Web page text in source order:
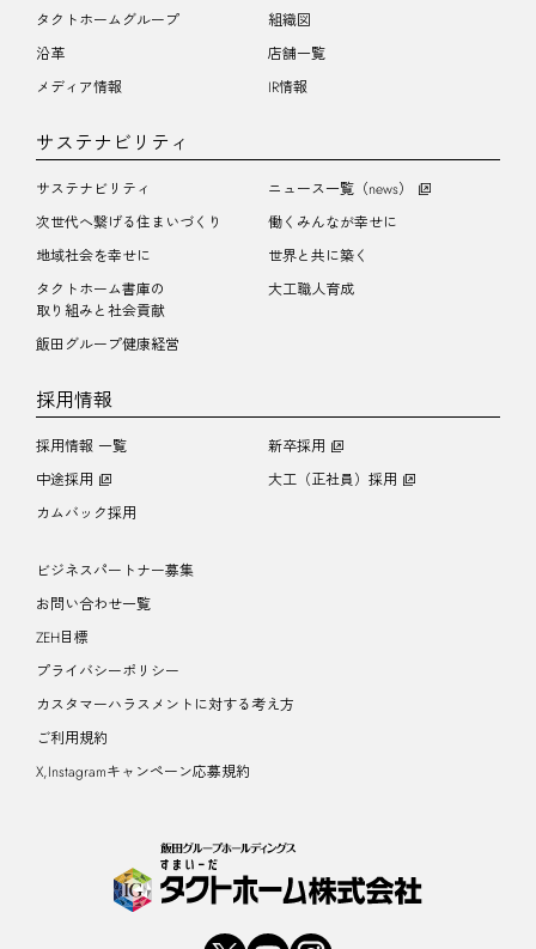
タクトホームグループ
組織図
沿革
店舗一覧
メディア情報
IR情報
サステナビリティ
サステナビリティ
ニュース一覧（news）
次世代へ繋げる住まいづくり
働くみんなが幸せに
地域社会を幸せに
世界と共に築く
タクトホーム書庫の
取り組みと社会貢献
大工職人育成
飯田グループ健康経営
採用情報
採用情報 一覧
新卒採用
中途採用
大工（正社員）採用
カムバック採用
ビジネスパートナー募集
お問い合わせ一覧
ZEH目標
プライバシーポリシー
カスタマーハラスメントに対する考え方
ご利用規約
X,Instagramキャンペーン応募規約